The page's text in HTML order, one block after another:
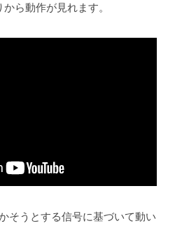
ら動作が見れます。
そうとする信号に基づいて動い